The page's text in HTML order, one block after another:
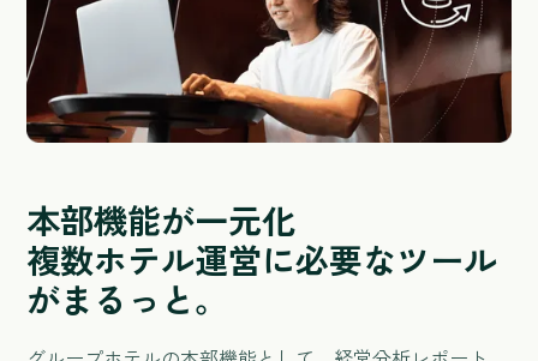
本部機能が一元化
複数ホテル運営に必要なツール
がまるっと。